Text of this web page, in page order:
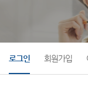
로그인 회원가입